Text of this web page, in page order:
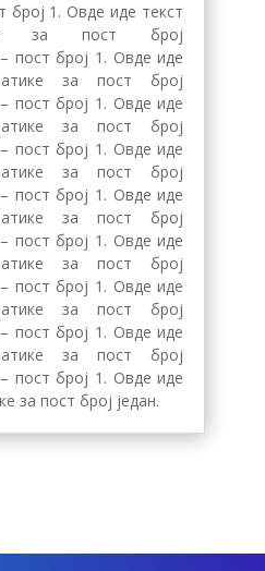
број 1. Овде иде текст
за пост број
пост број 1. Овде иде
за пост број
пост број 1. Овде иде
за пост број
пост број 1. Овде иде
за пост број
пост број 1. Овде иде
за пост број
пост број 1. Овде иде
за пост број
пост број 1. Овде иде
за пост број
пост број 1. Овде иде
за пост број
пост број 1. Овде иде
за пост број један.